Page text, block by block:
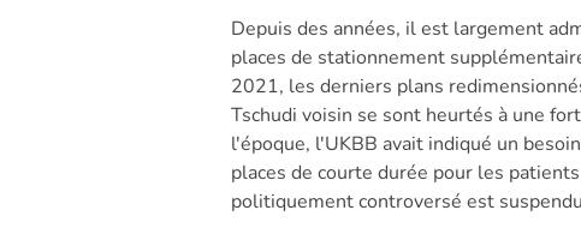
Depuis des années, il est largement
places de stationnement
2021, les derniers plans
Tschudi voisin se sont heurtés à une
l'époque, l'UKBB avait indiqué un
places de courte durée pour les
politiquement controversé est